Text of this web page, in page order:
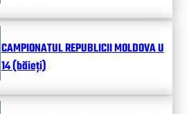
CAMPIONATUL REPUBLICII MOLDOVA U
14 (băieți)